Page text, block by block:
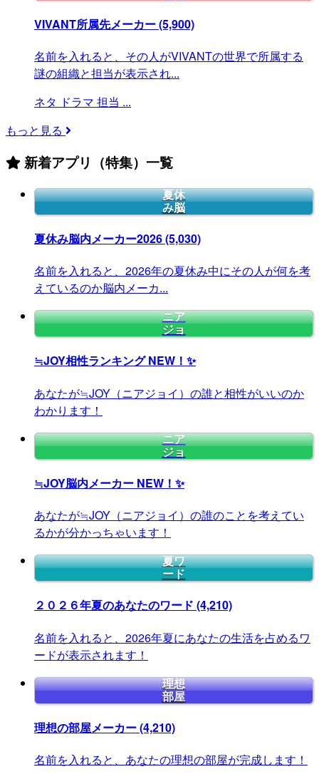
VIVANT所属先メーカー(5,900)
名前を入れると、その人がVIVANTの世界で所属する
謎の組織と担当が表示され...
ネタ ドラマ 担当 ...
もっと見る
新着アプリ（特集）一覧
夏休
み脳
夏休み脳内メーカー2026(5,030)
名前を入れると、2026年の夏休み中にその人が何を考
えているのか脳内メーカ...
ニア
ジョ
≒JOY相性ランキングNEW！✨
あなたが≒JOY（ニアジョイ）の誰と相性がいいのか
わかります！
ニア
ジョ
≒JOY脳内メーカー NEW！✨
あなたが≒JOY（ニアジョイ）の誰のことを考えてい
るかが分かっちゃいます！
夏ワ
ード
２０２６年夏のあなたのワード (4,210)
名前を入れると、2026年夏にあなたの生活を占めるワ
ードが表示されます！
理想
部屋
理想の部屋メーカー(4,210)
名前を入れると、あなたの理想の部屋が完成します！